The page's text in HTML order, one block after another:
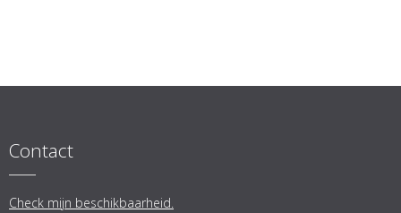
Contact
Check mijn beschikbaarheid.